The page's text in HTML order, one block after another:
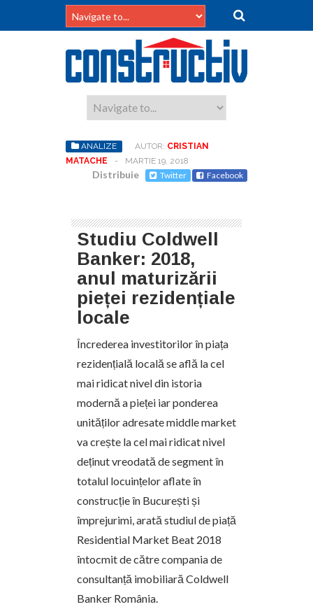
ANALIZE AUTOR: CRISTIAN
MATACHE
- MARTIE 19, 2018
Distribuie Twitter Facebook
Studiu Coldwell
Banker: 2018,
anul maturizării
pieței rezidențiale
locale
Încrederea investitorilor în piața
rezidențială locală se află la cel
mai ridicat nivel din istoria
modernă a pieței iar ponderea
unităților adresate middle market
va crește la cel mai ridicat nivel
deținut vreodată de segment în
totalul locuințelor aflate în
construcție în București și
împrejurimi, arată studiul de piață
Residential Market Beat 2018
întocmit de către compania de
consultanță imobiliară Coldwell
Banker România.